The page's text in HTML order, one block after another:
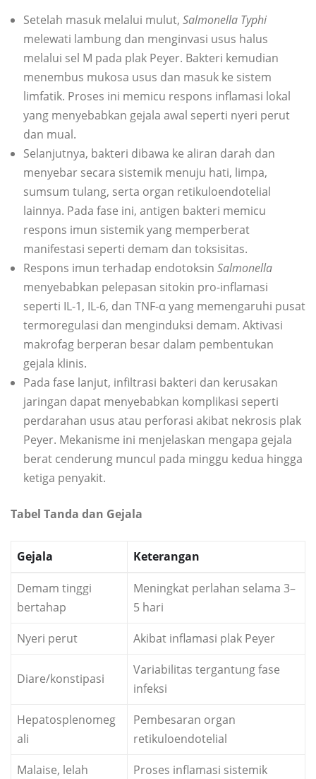
Setelah masuk melalui mulut, Salmonella Typhi
melewati lambung dan menginvasi usus halus
melalui sel M pada plak Peyer. Bakteri kemudian
menembus mukosa usus dan masuk ke sistem
limfatik. Proses ini memicu respons inflamasi lokal
yang menyebabkan gejala awal seperti nyeri perut
dan mual.
Selanjutnya, bakteri dibawa ke aliran darah dan
menyebar secara sistemik menuju hati, limpa,
sumsum tulang, serta organ retikuloendotelial
lainnya. Pada fase ini, antigen bakteri memicu
respons imun sistemik yang memperberat
manifestasi seperti demam dan toksisitas.
Respons imun terhadap endotoksin Salmonella
menyebabkan pelepasan sitokin pro-inflamasi
seperti IL-1, IL-6, dan TNF-α yang memengaruhi pusat
termoregulasi dan menginduksi demam. Aktivasi
makrofag berperan besar dalam pembentukan
gejala klinis.
Pada fase lanjut, infiltrasi bakteri dan kerusakan
jaringan dapat menyebabkan komplikasi seperti
perdarahan usus atau perforasi akibat nekrosis plak
Peyer. Mekanisme ini menjelaskan mengapa gejala
berat cenderung muncul pada minggu kedua hingga
ketiga penyakit.
Tabel Tanda dan Gejala
Gejala Keterangan
Demam tinggi
bertahap
Meningkat perlahan selama 3–
5 hari
Nyeri perut
Akibat inflamasi plak Peyer
Diare/konstipasi
Variabilitas tergantung fase
infeksi
Hepatosplenomeg
ali
Pembesaran organ
retikuloendotelial
Malaise, lelah
Proses inflamasi sistemik